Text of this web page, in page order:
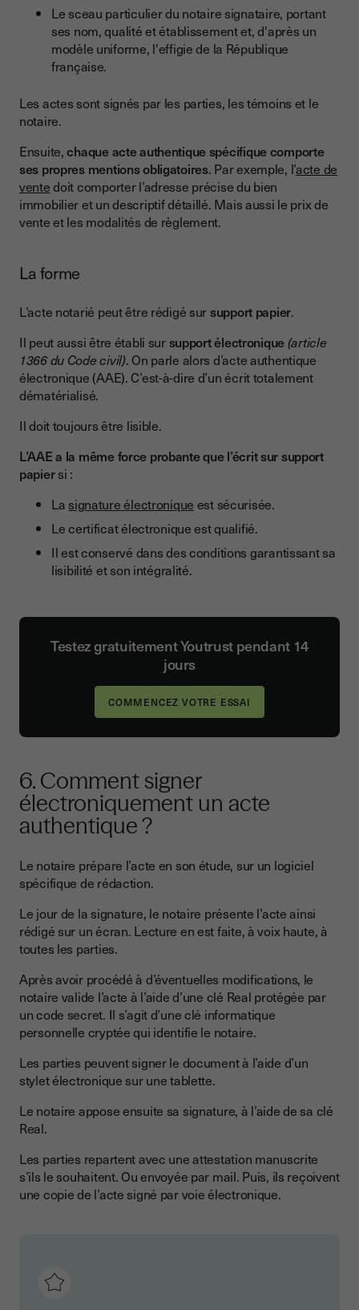
Le sceau particulier du notaire signataire, portant
ses nom, qualité et établissement et, d'après un
modèle uniforme, l'effigie de la République
française.
Les actes sont signés par les parties, les témoins et le
notaire.
Ensuite,chaque acte authentique spécifique comporte
ses propres mentions obligatoires. Par exemple, l’acte de
ventedoit comporter l’adresse précise du bien
immobilier et un descriptif détaillé. Mais aussi le prix de
vente et les modalités de règlement.
La forme
L’acte notarié peut être rédigé sursupport papier.
Il peut aussi être établi sursupport électronique(article
1366 du Code civil). On parle alors d’acte authentique
électronique (AAE). C’est-à-dire d’un écrit totalement
dématérialisé.
Il doit toujours être lisible.
L’AAE a la même force probante que l’écrit sur support
papiersi :
La signature électronique est sécurisée.
Le certificat électronique est qualifié.
Il est conservé dans des conditions garantissant sa
lisibilité et son intégralité.
Testez gratuitement Youtrust pendant 14
jours
6. Comment signer
électroniquement un acte
authentique ?
Le notaire prépare l’acte en son étude, sur un logiciel
spécifique de rédaction.
Le jour de la signature, le notaire présente l’acte ainsi
rédigé sur un écran. Lecture en est faite, à voix haute, à
toutes les parties.
Après avoir procédé à d’éventuelles modifications, le
notaire valide l’acte à l’aide d’une clé Real protégée par
un code secret. Il s’agit d’une clé informatique
personnelle cryptée qui identifie le notaire.
Les parties peuvent signer le document à l’aide d’un
stylet électronique sur une tablette.
Le notaire appose ensuite sa signature, à l’aide de sa clé
Real.
Les parties repartent avec une attestation manuscrite
s’ils le souhaitent. Ou envoyée par mail. Puis, ils reçoivent
une copie de l’acte signé par voie électronique.